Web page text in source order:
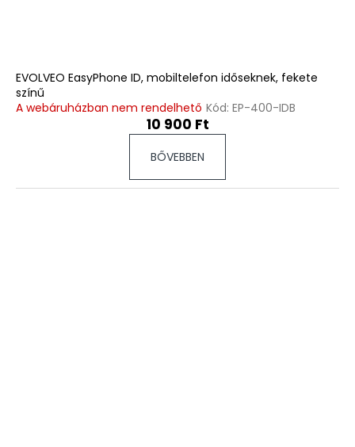
EVOLVEO EasyPhone ID, mobiltelefon időseknek, fekete
színű
A webáruházban nem rendelhető Kód: EP-400-IDB
10 900 Ft
BŐVEBBEN